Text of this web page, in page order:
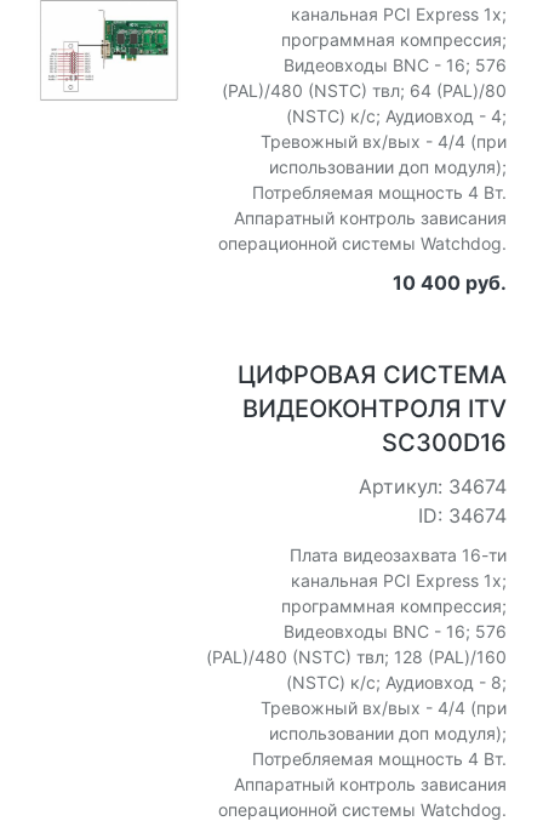
канальная PCI Express 1x;
программная компрессия;
Видеовходы BNC - 16; 576
(PAL)/480 (NSTC) твл; 64 (PAL)/80
(NSTC) к/с; Аудиовход - 4;
Тревожный вх/вых - 4/4 (при
использовании доп модуля);
Потребляемая мощность 4 Вт.
Аппаратный контроль зависания
операционной системы Watchdog.
10 400 руб.
ЦИФРОВАЯ СИСТЕМА
ВИДЕОКОНТРОЛЯ ITV
SC300D16
Артикул: 34674
ID: 34674
Плата видеозахвата 16-ти
канальная PCI Express 1x;
программная компрессия;
Видеовходы BNC - 16; 576
(PAL)/480 (NSTC) твл; 128 (PAL)/160
(NSTC) к/с; Аудиовход - 8;
Тревожный вх/вых - 4/4 (при
использовании доп модуля);
Потребляемая мощность 4 Вт.
Аппаратный контроль зависания
операционной системы Watchdog.